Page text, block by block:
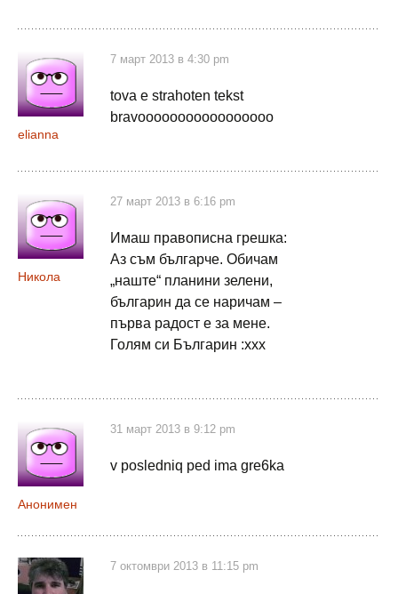
elianna
7 март 2013 в 4:30 pm
tova e strahoten tekst
bravooooooooooooooooo
Никола
27 март 2013 в 6:16 pm
Имаш правописна грешка:
Аз съм българче. Обичам
„наште“ планини зелени,
българин да се наричам –
първа радост е за мене.
Голям си Българин :xxx
Анонимен
31 март 2013 в 9:12 pm
v posledniq ped ima gre6ka
7 октомври 2013 в 11:15 pm